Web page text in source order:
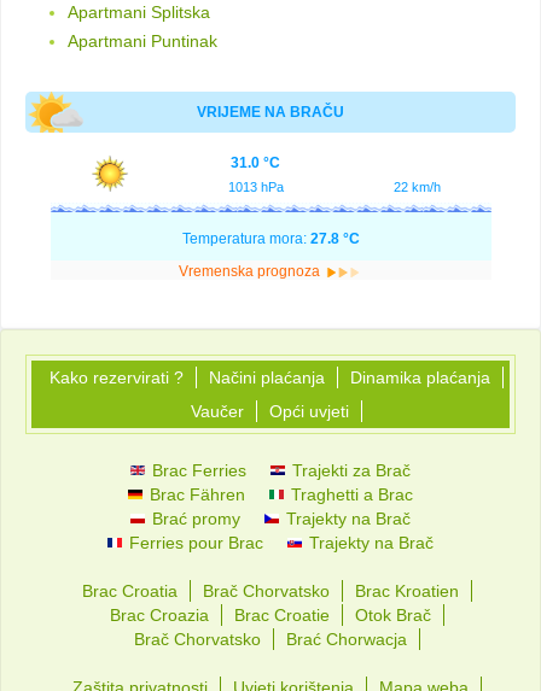
Apartmani Splitska
Apartmani Puntinak
VRIJEME NA BRAČU
31.0 °C
1013 hPa 22 km/h
Temperatura mora:27.8 °C
Vremenska prognoza
Kako rezervirati ? Načini plaćanja
Dinamika plaćanja
Vaučer
Opći uvjeti
Brac Ferries
Trajekti za Brač
Brac Fähren
Traghetti a Brac
Brać promy
Trajekty na Brač
Ferries pour Brac
Trajekty na Brač
Brac Croatia Brač Chorvatsko
Brac Kroatien
Brac Croazia
Brac Croatie
Otok Brač
Brač Chorvatsko
Brać Chorwacja